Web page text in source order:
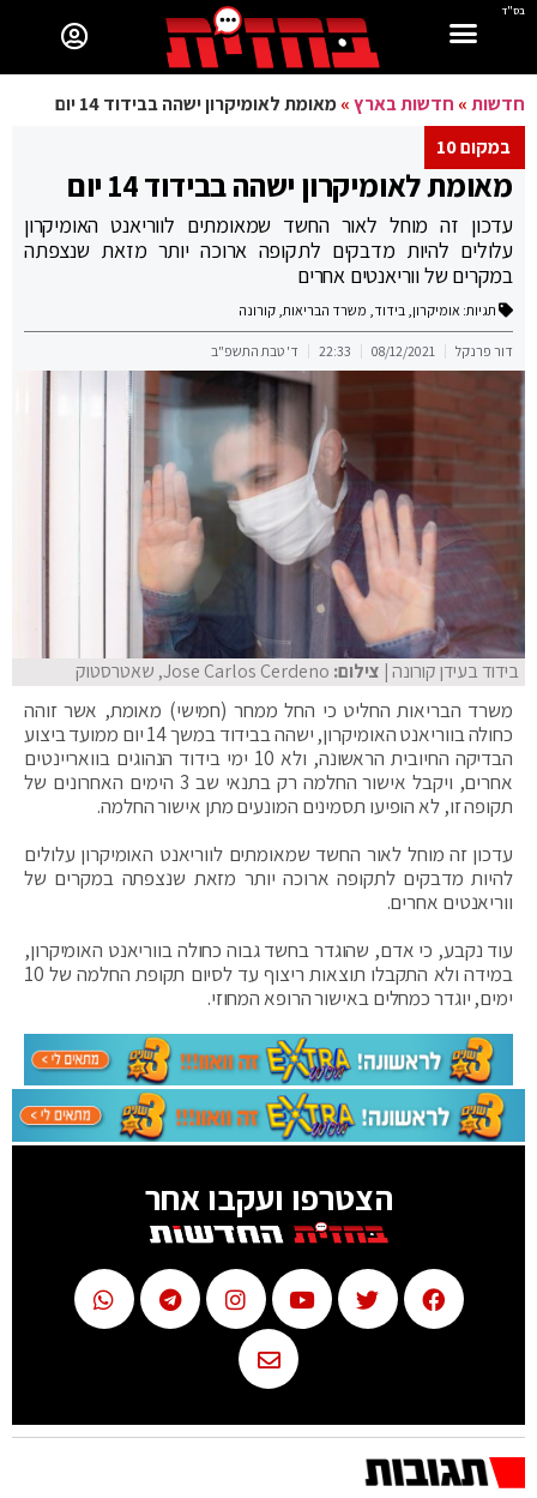
בס"ד
חדשות» חדשות בארץ»מאומת לאומיקרון ישהה בבידוד 14 יום
במקום 10
מאומת לאומיקרון ישהה בבידוד 14 יום
עדכון זה מוחל לאור החשד שמאומתים לווריאנט האומיקרון
עלולים להיות מדבקים לתקופה ארוכה יותר מזאת שנצפתה
במקרים של ווריאנטים אחרים
תגיות: אומיקרון, בידוד, משרד הבריאות, קורונה
דור פרנקל 08/12/2021
22:33 ד' טבת התשפ"ב
בידוד בעידן קורונה| צילום: Jose Carlos Cerdeno, שאטרסטוק
משרד הבריאות החליט כי החל ממחר (חמישי) מאומת, אשר זוהה
כחולה בווריאנט האומיקרון, ישהה בבידוד במשך 14 יום ממועד ביצוע
הבדיקה החיובית הראשונה, ולא 10 ימי בידוד הנהוגים בוואריינטים
אחרים, ויקבל אישור החלמה רק בתנאי שב 3 הימים האחרונים של
תקופה זו, לא הופיעו תסמינים המונעים מתן אישור החלמה.
עדכון זה מוחל לאור החשד שמאומתים לווריאנט האומיקרון עלולים
להיות מדבקים לתקופה ארוכה יותר מזאת שנצפתה במקרים של
ווריאנטים אחרים.
עוד נקבע, כי אדם, שהוגדר בחשד גבוה כחולה בווריאנט האומיקרון,
במידה ולא התקבלו תוצאות ריצוף עד לסיום תקופת החלמה של 10
ימים, יוגדר כמחלים באישור הרופא המחוזי.
הצטרפו ועקבו אחר